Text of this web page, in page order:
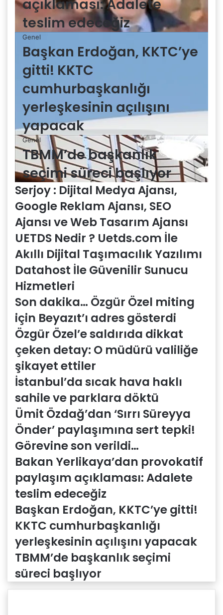
açıklaması: Adalete
teslim edeceğiz
Genel
Başkan Erdoğan, KKTC’ye
gitti! KKTC
cumhurbaşkanlığı
yerleşkesinin açılışını
yapacak
Genel
TBMM’de başkanlık
seçimi süreci başlıyor
Serjoy : Dijital Medya Ajansı,
Google Reklam Ajansı, SEO
Ajansı ve Web Tasarım Ajansı
UETDS Nedir ? Uetds.com İle
Akıllı Dijital Taşımacılık Yazılımı
Datahost İle Güvenilir Sunucu
Hizmetleri
Son dakika… Özgür Özel miting
için Beyazıt’ı adres gösterdi
Özgür Özel’e saldırıda dikkat
çeken detay: O müdürü valiliğe
şikayet ettiler
İstanbul’da sıcak hava haklı
sahile ve parklara döktü
Ümit Özdağ’dan ‘Sırrı Süreyya
Önder’ paylaşımına sert tepki!
Görevine son verildi…
Bakan Yerlikaya’dan provokatif
paylaşım açıklaması: Adalete
teslim edeceğiz
Başkan Erdoğan, KKTC’ye gitti!
KKTC cumhurbaşkanlığı
yerleşkesinin açılışını yapacak
TBMM’de başkanlık seçimi
süreci başlıyor